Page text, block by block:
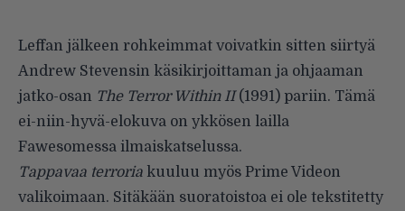
Leffan jälkeen rohkeimmat voivatkin sitten siirtyä
Andrew Stevensin käsikirjoittaman ja ohjaaman
jatko-osan The Terror Within II(1991) pariin. Tämä
ei-niin-hyvä-elokuva on ykkösen lailla
Fawesomessa ilmaiskatselussa.
Tappavaa terroria kuuluu myös Prime Videon
valikoimaan. Sitäkään suoratoistoa ei ole tekstitetty